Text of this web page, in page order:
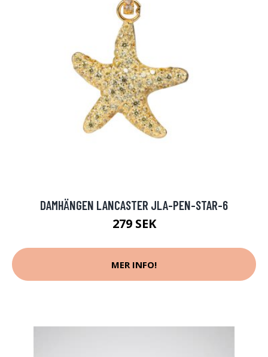
DAMHÄNGEN LANCASTER JLA-PEN-STAR-6
279 SEK
MER INFO!